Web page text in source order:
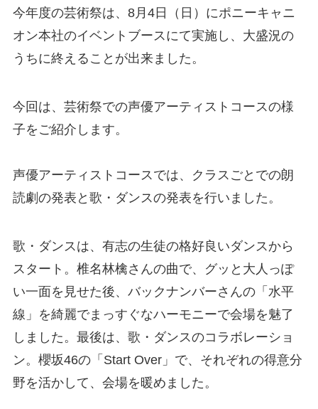
今年度の芸術祭は、8月4日（日）にポニーキャニ
オン本社のイベントブースにて実施し、大盛況の
うちに終えることが出来ました。
今回は、芸術祭での声優アーティストコースの様
子をご紹介します。
声優アーティストコースでは、クラスごとでの朗
読劇の発表と歌・ダンスの発表を行いました。
歌・ダンスは、有志の生徒の格好良いダンスから
スタート。椎名林檎さんの曲で、グッと大人っぽ
い一面を見せた後、バックナンバーさんの「水平
線」を綺麗でまっすぐなハーモニーで会場を魅了
しました。最後は、歌・ダンスのコラボレーショ
ン。櫻坂46の「Start Over」で、それぞれの得意分
野を活かして、会場を暖めました。